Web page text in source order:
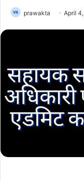
prawakta April